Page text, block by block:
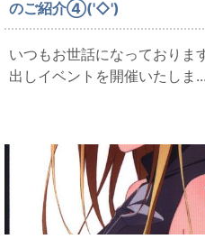
のご紹介④('◇')ゞ
いつもお世話になっておりま
出しイベントを開催いたしま...